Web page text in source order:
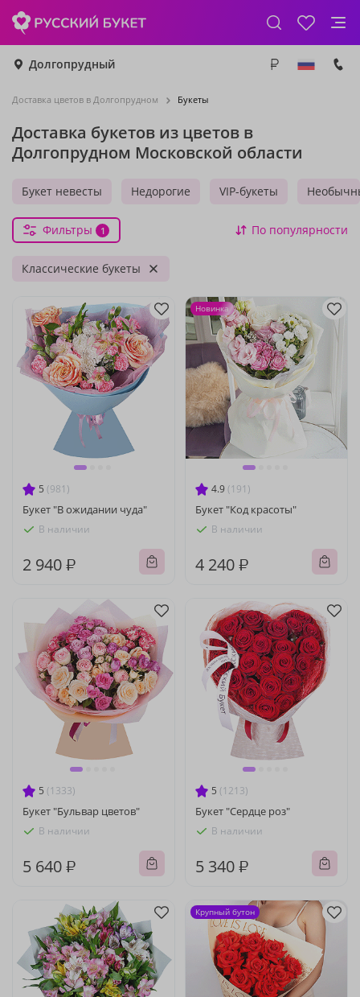
Долгопрудный
Доставка цветов в Долгопрудном Букеты
Доставка букетов из цветов в
Долгопрудном Московской области
Букет невесты Недорогие VIP-букеты
Фильтры 1 По популярности
Классические букеты
5 (981)
Букет "В ожидании чуда"
В наличии
2 940 ₽
4.9 (191)
Букет "Код красоты"
В наличии
4 240 ₽
Новинка
5 (1333)
Букет "Бульвар цветов"
В наличии
5 640 ₽
5 (1213)
Букет "Сердце роз"
В наличии
5 340 ₽
Крупный бутон